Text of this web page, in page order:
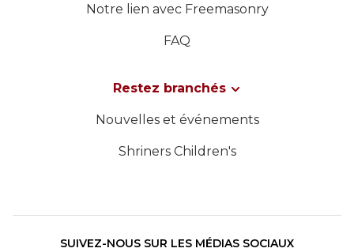
Notre lien avec Freemasonry
FAQ
Restez branchés
Nouvelles et événements
Shriners Children's
SUIVEZ-NOUS SUR LES MÉDIAS SOCIAUX